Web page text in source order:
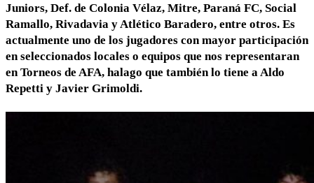
Juniors, Def. de Colonia Vélaz, Mitre, Paraná FC, Social
Ramallo, Rivadavia y Atlético Baradero, entre otros. Es
actualmente uno de los jugadores con mayor participación
en seleccionados locales o equipos que nos representaran
en Torneos de AFA, halago que también lo tiene a Aldo
Repetti y Javier Grimoldi.